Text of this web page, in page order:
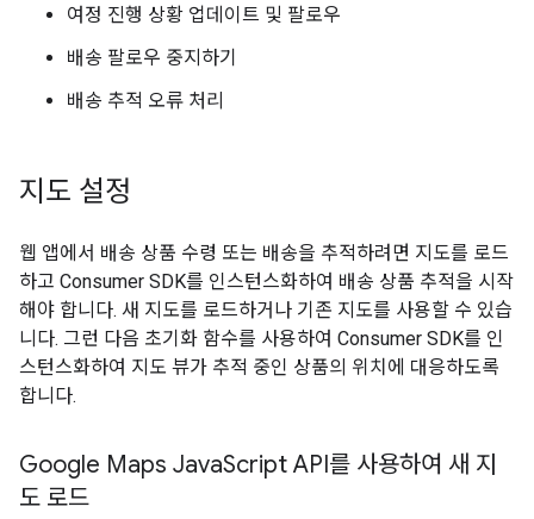
여정 진행 상황 업데이트 및 팔로우
배송 팔로우 중지하기
배송 추적 오류 처리
지도 설정
웹 앱에서 배송 상품 수령 또는 배송을 추적하려면 지도를 로드
하고 Consumer SDK를 인스턴스화하여 배송 상품 추적을 시작
해야 합니다. 새 지도를 로드하거나 기존 지도를 사용할 수 있습
니다. 그런 다음 초기화 함수를 사용하여 Consumer SDK를 인
스턴스화하여 지도 뷰가 추적 중인 상품의 위치에 대응하도록
합니다.
Google Maps JavaScript API를 사용하여 새 지
도 로드